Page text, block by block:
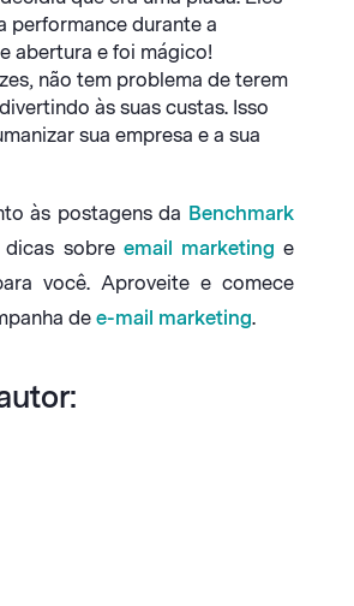
performance durante a
abertura e foi mágico!
não tem problema de terem
às suas custas. Isso
sua empresa e a sua
às postagens da Benchmark
dicas sobre email marketing e
você. Aproveite e comece
de e-mail marketing.